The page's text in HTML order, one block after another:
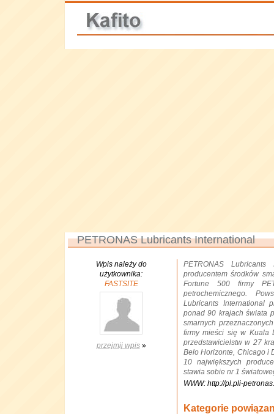
PETRONAS Lubricants International
Wpis należy do
użytkownika:
FASTSITE
przejmij wpis»
PETRONAS
producentem środków
Fortune 500 firmy
petrochemicznego.
Lubricants International
ponad 90 krajach świata
smarnych
firmy mieści się w Kuala
przedstawicielstw w 27
Belo Horizonte, Chicago i
10 największych
stawia sobie nr 1
WWW: http://pl.pli-
Kategorie